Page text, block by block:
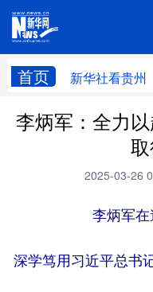
首页 新华社看贵州
新华社看贵州 新观察
贵州领
数字贵
光影贵州 部门之
李炳军：全力
2025-03-26
李炳军
深学笃用习近平总书